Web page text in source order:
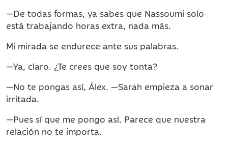
—De todas formas, ya sabes que Nassoumi solo
está trabajando horas extra, nada más.
Mi mirada se endurece ante sus palabras.
—Ya, claro. ¿Te crees que soy tonta?
—No te pongas así, Álex. —Sarah empieza a sonar
irritada.
—Pues sí que me pongo así. Parece que nuestra
relación no te importa.